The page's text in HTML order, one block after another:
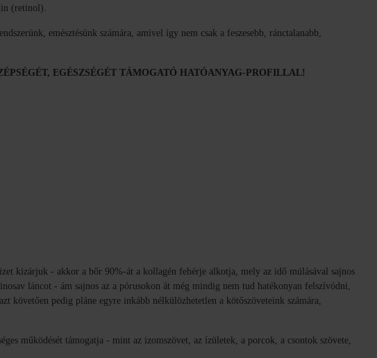
(retinol).
emésztésünk számára, amivel így nem csak a feszesebb, ránctalanabb,
EGÉSZSÉGÉT TÁMOGATÓ HATÓANYAG-PROFILLAL!
kizárjuk - akkor a bőr 90%-át a kollagén fehérje alkotja, mely az idő múlásával sajnos
láncot - ám sajnos az a pórusokon át még mindig nem tud hatékonyan felszívódni,
követően pedig pláne egyre inkább nélkülözhetetlen a kötőszöveteink számára,
működését támogatja - mint az izomszövet, az ízületek, a porcok, a csontok szövete,